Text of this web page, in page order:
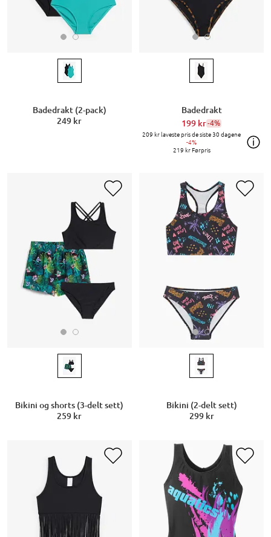
Badedrakt (2-pack)
249 kr
Badedrakt
199 kr-4%
209 krlaveste pris de siste 30 dagene
-4%
219 krFørpris
Bikini og shorts (3-delt sett)
259 kr
Bikini (2-delt sett)
299 kr